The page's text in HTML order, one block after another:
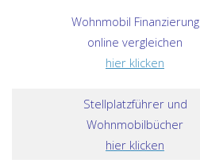
Wohnmobil Finanzierung
online vergleichen
hier klicken
Stellplatzführer und
Wohnmobilbücher
hier klicken